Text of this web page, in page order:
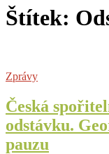
Štítek:
Zprávy
Česká
odstávku.
pauzu